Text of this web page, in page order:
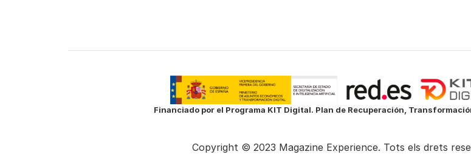
Financiado por el Programa KIT Digital. Plan de Recuperación,
Copyright © 2023 Magazine Experience. Tots els drets